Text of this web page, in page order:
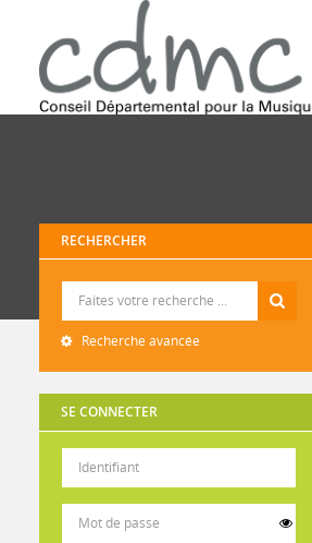
RECHERCHER
Recherche avancée
SE CONNECTER